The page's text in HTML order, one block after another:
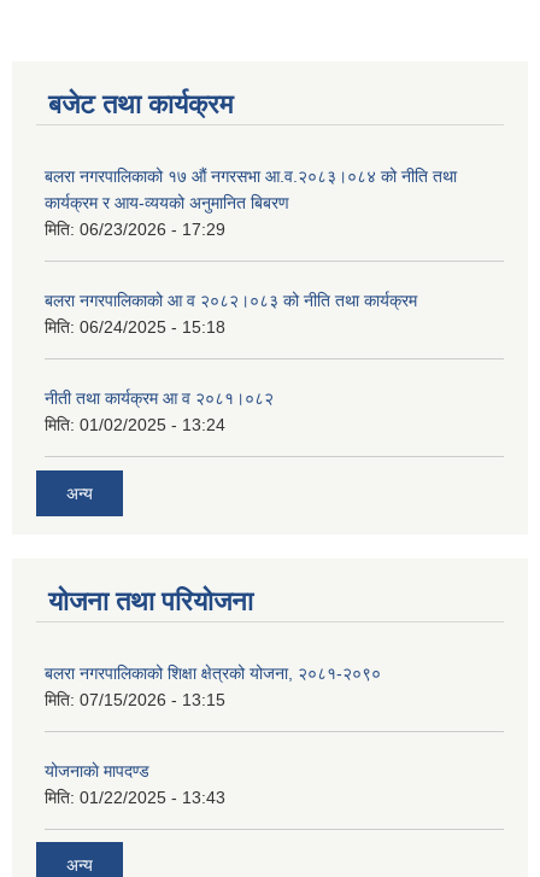
बजेट तथा कार्यक्रम
बलरा नगरपालिकाको १७ औं नगरसभा आ.व.२०८३।०८४ को नीति तथा
कार्यक्रम र आय-व्ययको अनुमानित बिबरण
मिति: 06/23/2026 - 17:29
बलरा नगरपालिकाको आ व २०८२।०८३ को नीति तथा कार्यक्रम
मिति: 06/24/2025 - 15:18
नीती तथा कार्यक्रम आ व २०८१।०८२
मिति: 01/02/2025 - 13:24
अन्य
योजना तथा परियोजना
बलरा नगरपालिकाको शिक्षा क्षेत्रको योजना, २०८१-२०९०
मिति: 07/15/2026 - 13:15
योजनाकाे मापदण्ड
मिति: 01/22/2025 - 13:43
अन्य